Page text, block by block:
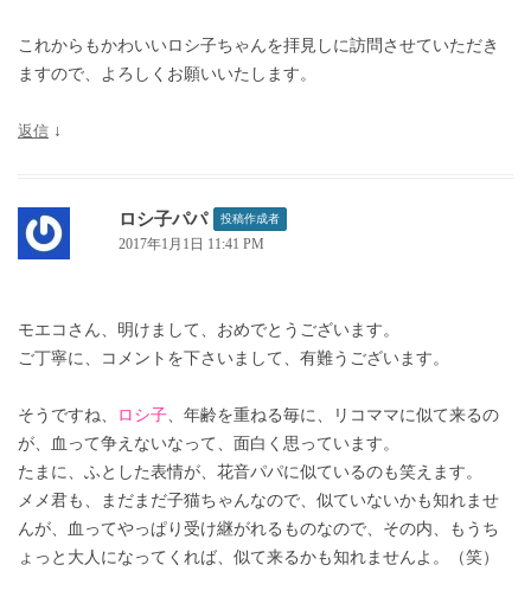
これからもかわいいロシ子ちゃんを拝見しに訪問させていただき
ますので、よろしくお願いいたします。
返信 ↓
ロシ子パパ 投稿作成者
2017年1月1日 11:41 PM
モエコさん、明けまして、おめでとうございます。
ご丁寧に、コメントを下さいまして、有難うございます。
そうですね、 ロシ子、年齢を重ねる毎に、リコママに似て来るの
が、血って争えないなって、面白く思っています。
たまに、ふとした表情が、花音パパに似ているのも笑えます。
メメ君も、まだまだ子猫ちゃんなので、似ていないかも知れませ
んが、血ってやっぱり受け継がれるものなので、その内、もうち
ょっと大人になってくれば、似て来るかも知れませんよ。（笑）